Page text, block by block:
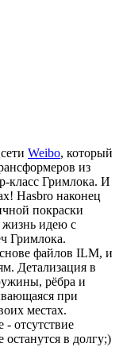
Weibo, который
из
класс Гримлока. И
Hasbro наконец
покраски
жизнь идею с
Гримлока.
файлов ILM, и
Детализация в
рёбра и
при
местах.
- отсутствие
в долгу;)